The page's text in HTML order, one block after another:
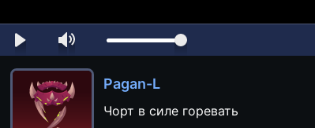
Pagan-L
Чорт в силе горевать